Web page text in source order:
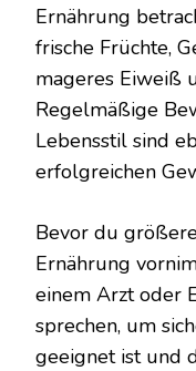
Ernährung
frische Früchte,
mageres Eiweiß
Regelmäßige
Lebensstil sind
erfolgreichen
Bevor du
Ernährung
einem Arzt oder
sprechen, um
geeignet ist und